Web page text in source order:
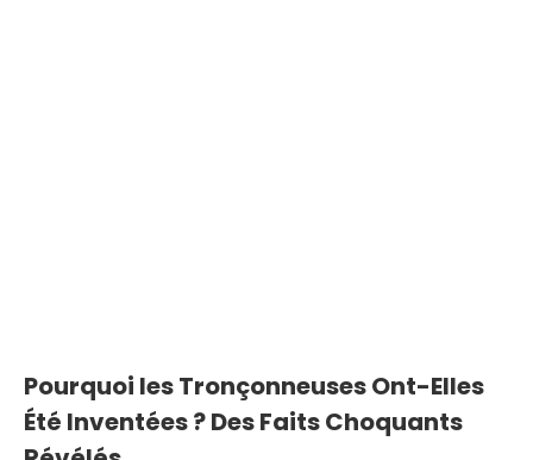
Pourquoi les Tronçonneuses Ont-Elles
Été Inventées ? Des Faits Choquants